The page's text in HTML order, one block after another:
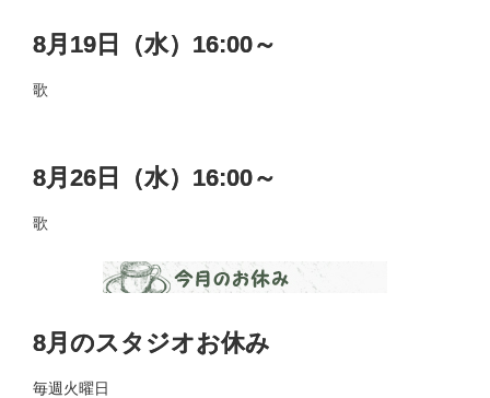
8月19日（水）16:00～
歌
8月26日（水）16:00～
歌
8月のスタジオお休み
毎週火曜日